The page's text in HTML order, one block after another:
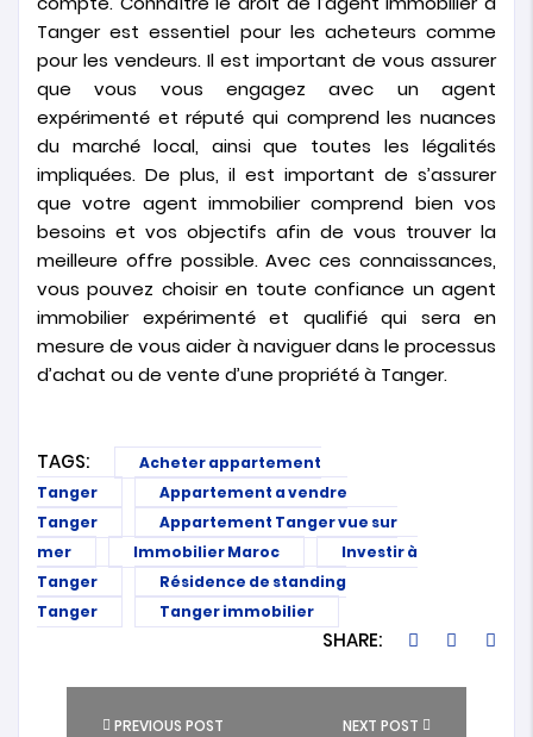
Tanger est essentiel pour les acheteurs comme
pour les vendeurs. Il est important de vous assurer
que vous vous engagez avec un agent
expérimenté et réputé qui comprend les nuances
du marché local, ainsi que toutes les légalités
impliquées. De plus, il est important de s’assurer
que votre agent immobilier comprend bien vos
besoins et vos objectifs afin de vous trouver la
meilleure offre possible. Avec ces connaissances,
vous pouvez choisir en toute confiance un agent
immobilier expérimenté et qualifié qui sera en
mesure de vous aider à naviguer dans le processus
d’achat ou de vente d’une propriété à Tanger.
TAGS:
Acheter appartement
Tanger
Appartement a vendre
Tanger
Appartement Tanger vue sur
mer
Immobilier Maroc
Investir à
Tanger
Résidence de standing
Tanger
Tanger immobilier
SHARE:
PREVIOUS POST NEXT POST